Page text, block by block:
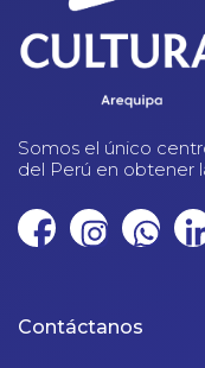
Somos el único
del Perú en obtener
Contáctanos